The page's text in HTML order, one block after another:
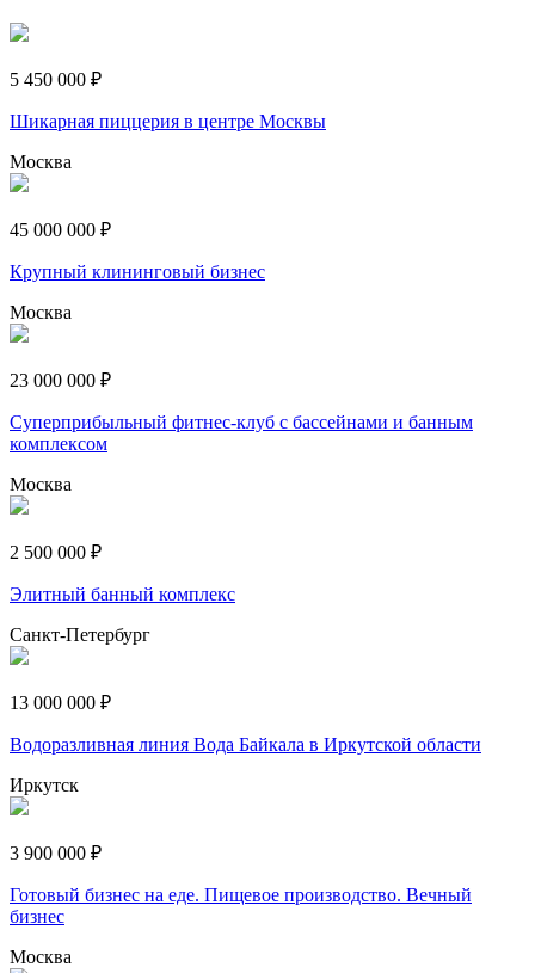
5 450 000 ₽
Шикарная пиццерия в центре Москвы
Москва
45 000 000 ₽
Крупный клининговый бизнес
Москва
23 000 000 ₽
Суперприбыльный фитнес-клуб с бассейнами и банным
комплексом
Москва
2 500 000 ₽
Элитный банный комплекс
Санкт-Петербург
13 000 000 ₽
Водоразливная линия Вода Байкала в Иркутской области
Иркутск
3 900 000 ₽
Готовый бизнес на еде. Пищевое производство. Вечный
бизнес
Москва